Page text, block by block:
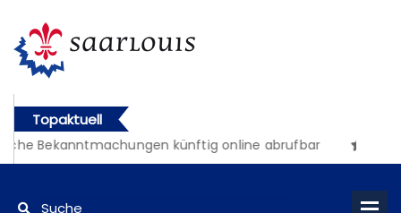
Topaktuell
Bekanntmachungen künftig online abrufbar